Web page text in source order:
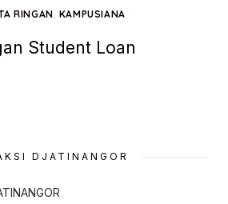
RINGAN, KAMPUSIANA
Student Loan
DJATINANGOR